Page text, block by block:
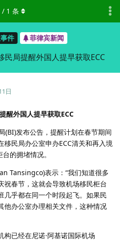
件 菲律宾新闻
局提醒外国人提早获取ECC
/ 1 条
日
醒外国人提早获取ECC
(BI)发布公告，提醒计划在春节期间
民局办公室申办ECC清关和再入境
的拥堵情况。
Tansingco)表示：“我们知道很多
祝春节，这就会导致机场移民柜台
几乎都在同一个时段起飞。如果民
他办公室办理相关文件，这种情况
已经在尼诺·阿基诺国际机场